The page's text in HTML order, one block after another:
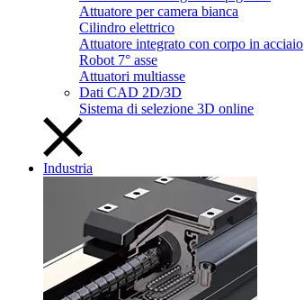
Attuatore per camera bianca
Cilindro elettrico
Attuatore integrato con corpo in acciaio
Robot 7° asse
Attuatori multiasse
Dati CAD 2D/3D
Sistema di selezione 3D online
Industria